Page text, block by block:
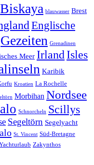
Biskaya blauwasser Brest
Englische
Gezeiten Grenadinen
Meer IrlandIsles
Karibik
Kroatien La Rochelle
Morbihan Nordsee
Schnorcheln Scillys
Segeltörn Segelyacht
St. Vincent Süd-Bretagne
Zakynthos